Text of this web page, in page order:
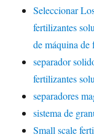
Seleccionar
fertilizantes
de máquina de
separador
fertilizantes
separadores
sistema de
Small scale